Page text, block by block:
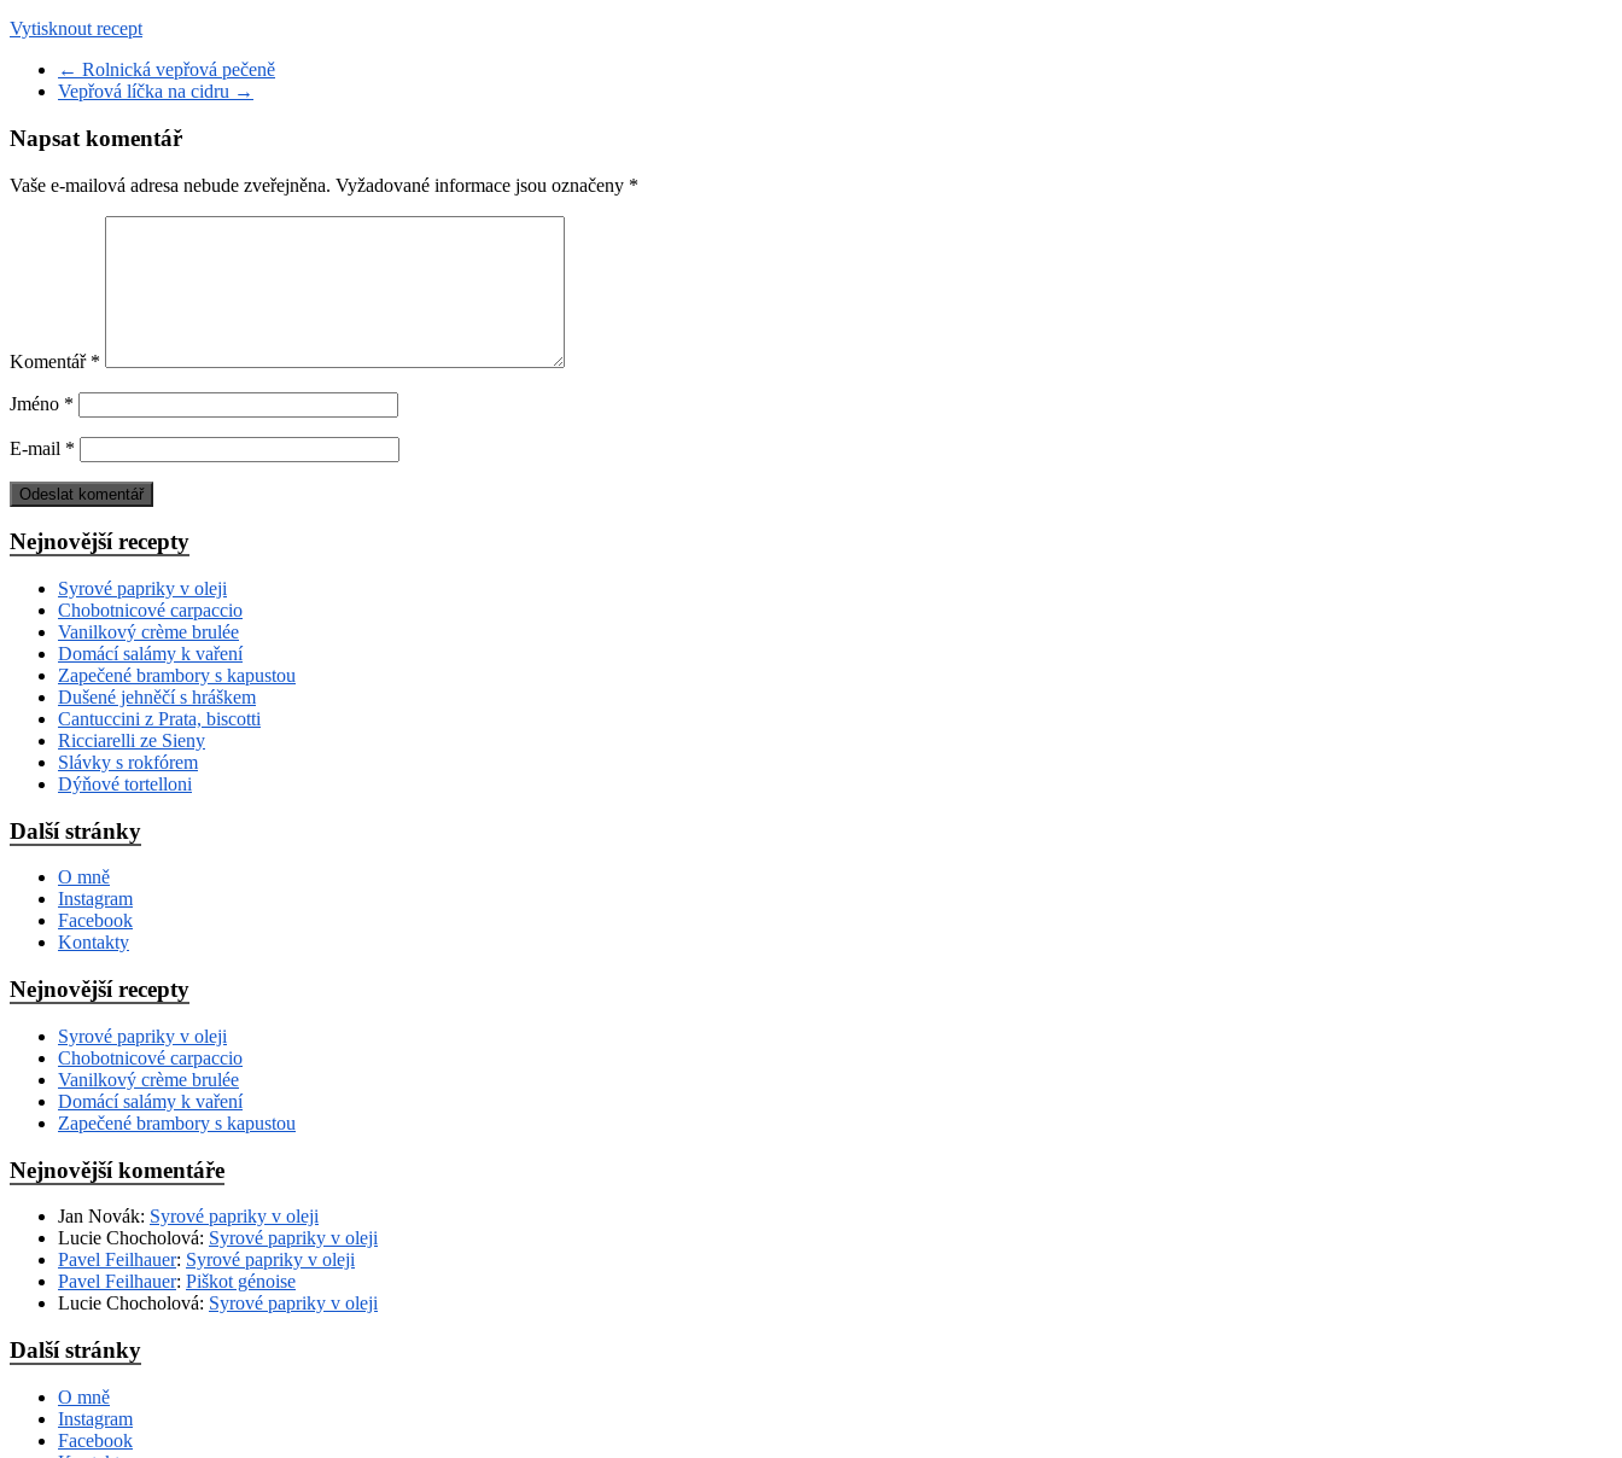
Vytisknout recept
← Rolnická vepřová pečeně
Vepřová líčka na cidru →
Napsat komentář
Vaše e-mailová adresa nebude zveřejněna. Vyžadované informace jsou označeny *
Komentář *
Jméno *
E-mail *
Nejnovější recepty
Syrové papriky v oleji
Chobotnicové carpaccio
Vanilkový crème brulée
Domácí salámy k vaření
Zapečené brambory s kapustou
Dušené jehněčí s hráškem
Cantuccini z Prata, biscotti
Ricciarelli ze Sieny
Slávky s rokfórem
Dýňové tortelloni
Další stránky
O mně
Instagram
Facebook
Kontakty
Nejnovější recepty
Syrové papriky v oleji
Chobotnicové carpaccio
Vanilkový crème brulée
Domácí salámy k vaření
Zapečené brambory s kapustou
Nejnovější komentáře
Jan Novák: Syrové papriky v oleji
Lucie Chocholová: Syrové papriky v oleji
Pavel Feilhauer: Syrové papriky v oleji
Pavel Feilhauer: Piškot génoise
Lucie Chocholová: Syrové papriky v oleji
Další stránky
O mně
Instagram
Facebook